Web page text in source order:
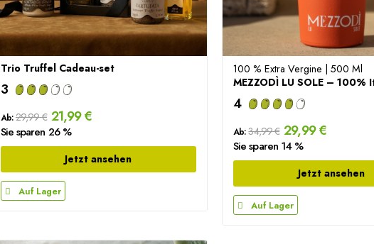
Trio Truffel Cadeau-set
3
Ab: 29,99 € 21,99 €
Sie sparen 26 %
Jetzt ansehen
Auf Lager
100 % Extra Vergine | 500 Ml
4
Ab: 34,99 € 29,99 €
Sie sparen 14 %
Jetzt ansehen
Auf Lager